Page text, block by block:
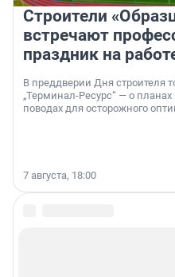
Строители
встречают
праздник на
В преддверии Дня строителя
„Терминал-Ресурс“ — о
поводах для осторожного
7 августа, 18:00